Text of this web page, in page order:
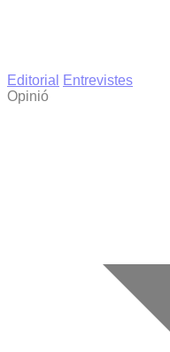
Editorial
Entrevistes
Opinió